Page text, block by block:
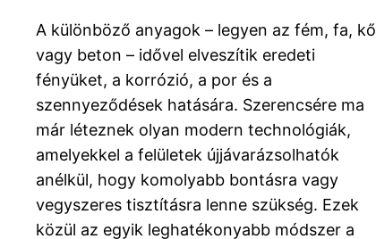
A különböző anyagok – legyen az fém, fa, kő
vagy beton – idővel elveszítik eredeti
fényüket, a korrózió, a por és a
szennyeződések hatására. Szerencsére ma
már léteznek olyan modern technológiák,
amelyekkel a felületek újjávarázsolhatók
anélkül, hogy komolyabb bontásra vagy
vegyszeres tisztításra lenne szükség. Ezek
közül az egyik leghatékonyabb módszer a